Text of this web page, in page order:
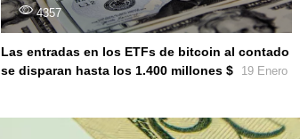
4357
Las entradas en los ETFs de bitcoin al contado
se disparan hasta los 1.400 millones $
19 Enero